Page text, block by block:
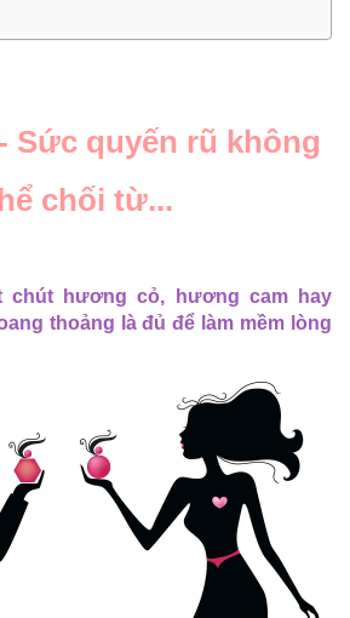
- Sức quyến rũ không
chối từ...
chút hương cỏ, hương cam hay
thoảng là đủ để làm mềm lòng